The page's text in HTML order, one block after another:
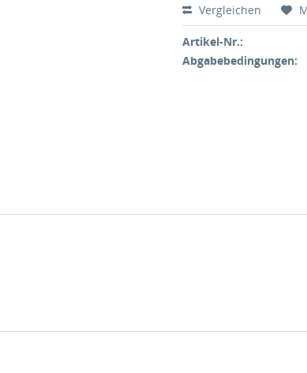
Vergleichen
Artikel-Nr.:
Abgabebedingungen: